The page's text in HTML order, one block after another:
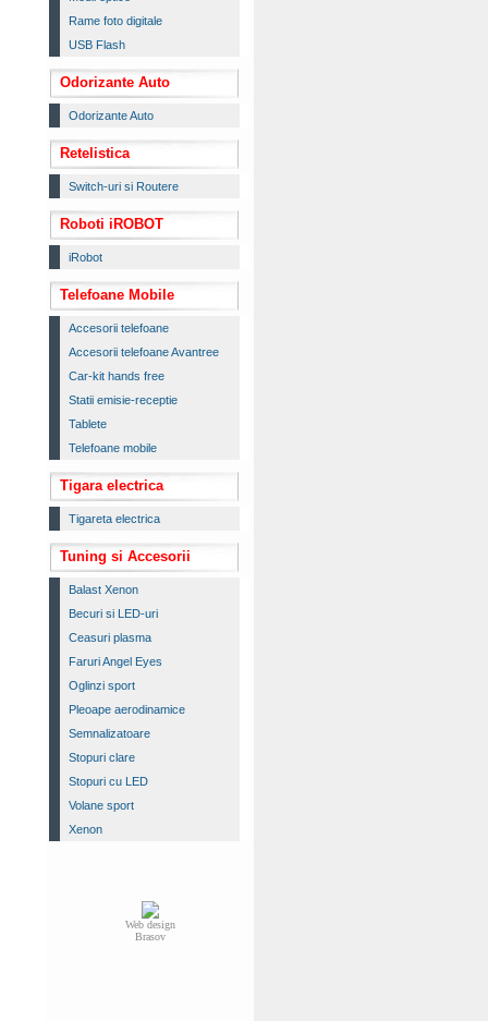
Rame foto digitale
USB Flash
Odorizante Auto
Odorizante Auto
Retelistica
Switch-uri si Routere
Roboti iROBOT
iRobot
Telefoane Mobile
Accesorii telefoane
Accesorii telefoane Avantree
Car-kit hands free
Statii emisie-receptie
Tablete
Telefoane mobile
Tigara electrica
Tigareta electrica
Tuning si Accesorii
Balast Xenon
Becuri si LED-uri
Ceasuri plasma
Faruri Angel Eyes
Oglinzi sport
Pleoape aerodinamice
Semnalizatoare
Stopuri clare
Stopuri cu LED
Volane sport
Xenon
Web design
Brasov